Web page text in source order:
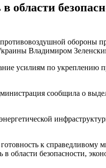
обороны
Владимиром
усилиям по укреплению
сообщила о
к
безопасности,